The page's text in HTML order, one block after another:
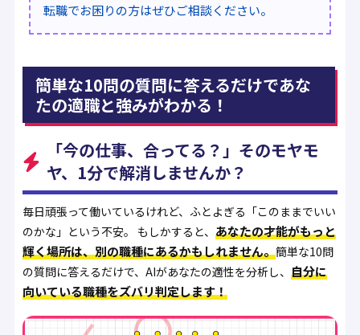
転職でお困りの方はぜひご相談ください。
簡単な10問の質問に答えるだけであな
たの適職と強みがわかる！
「今の仕事、合ってる？」そのモヤモ
ヤ、1分で解消しませんか？
毎日頑張って働いているけれど、ふとよぎる「このままでいい
のかな」という不安。 もしかすると、 あなたの才能がもっと
輝く場所は、別の職種にあるかもしれません。簡単な10問
の質問に答えるだけで、AIがあなたの適性を分析し、 自分に
向いている職種をズバリ判定します！